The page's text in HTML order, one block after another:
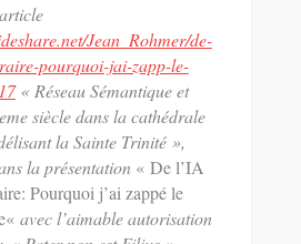
Jean_Rohmer/de-
pourquoi-jai-zapp-le-
« Réseau Sémantique et
siècle dans la cathédrale
la Sainte Trinité »,
la présentation « De l’IA
Pourquoi j’ai zappé le
« avec l’aimable autorisation